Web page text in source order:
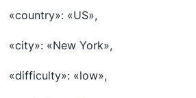
«country»: «US»,
«city»: «New York»,
«difficulty»: «low»,